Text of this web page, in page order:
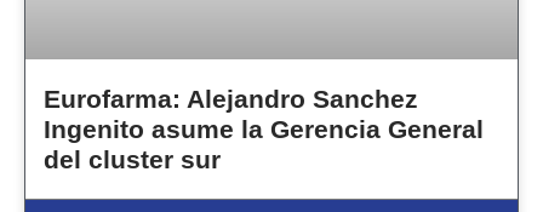
Eurofarma: Alejandro Sanchez
Ingenito asume la Gerencia General
del cluster sur